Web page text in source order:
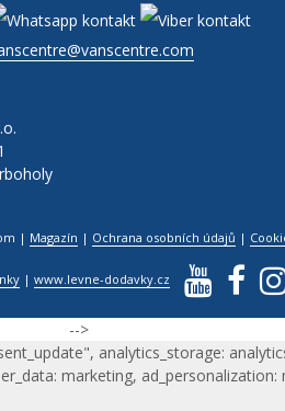
| Magazín | Ochrana osobních údajů |
|www.levne-dodavky.cz
-->
analytics_storage:
marketing, ad_personalization: